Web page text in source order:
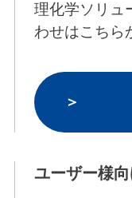
理化学ソリュ
わせはこちら
ユーザー様